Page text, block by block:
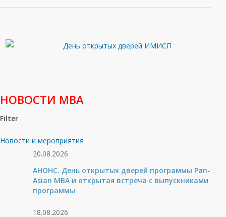
НОВОСТИ МВА
Filter
Новости и мероприятия
20.08.2026
АНОНС. День открытых дверей программы Pan-
Asian MBA и открытая встреча с выпускниками
программы
18.08.2026